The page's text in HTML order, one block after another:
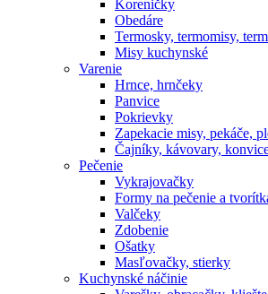
Koreničky
Obedáre
Termosky, termomisy,
Misy kuchynské
Varenie
Hrnce, hrnčeky
Panvice
Pokrievky
Zapekacie misy, pekáče,
Čajníky, kávovary,
Pečenie
Vykrajovačky
Formy na pečenie a
Valčeky
Zdobenie
Ošatky
Masľovačky, stierky
Kuchynské náčinie